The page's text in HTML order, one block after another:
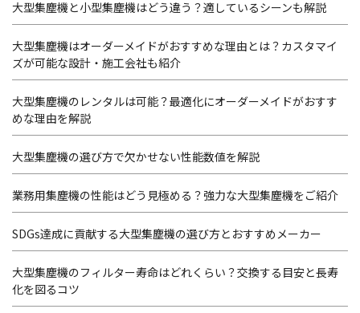
大型集塵機と小型集塵機はどう違う？適しているシーンも解説
大型集塵機はオーダーメイドがおすすめな理由とは？カスタマイ
ズが可能な設計・施工会社も紹介
大型集塵機のレンタルは可能？最適化にオーダーメイドがおすす
めな理由を解説
大型集塵機の選び方で欠かせない性能数値を解説
業務用集塵機の性能はどう見極める？強力な大型集塵機をご紹介
SDGs達成に貢献する大型集塵機の選び方とおすすめメーカー
大型集塵機のフィルター寿命はどれくらい？交換する目安と長寿
化を図るコツ